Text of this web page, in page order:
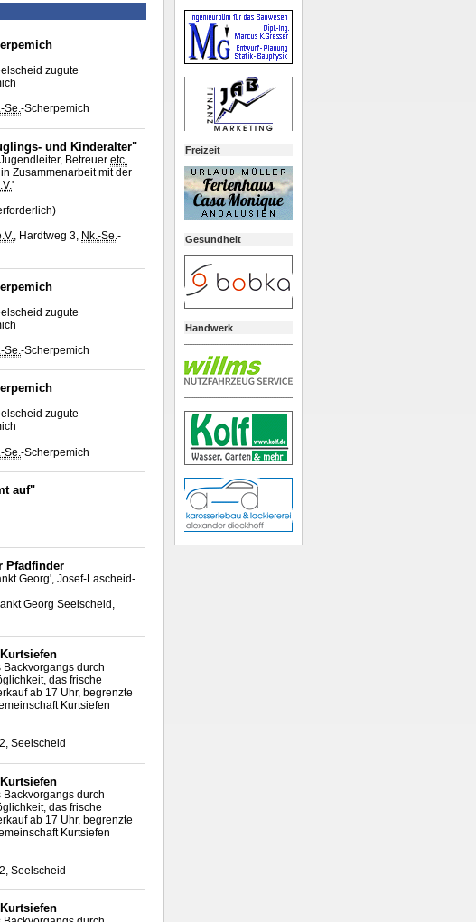
zugute
Se.-Scherpemich
und Kinderalter"
Betreuer etc.
Zusammenarbeit mit der
'
, Hardtweg 3, Nk.-Se.-
zugute
Se.-Scherpemich
zugute
Se. -Scherpemich
auf"
Pfadfinder
Georg', Josef-Lascheid-
Georg Seelscheid,
durch
das frische
ab 17 Uhr, begrenzte
Kurtsiefen
Seelscheid
durch
das frische
ab 17 Uhr, begrenzte
Kurtsiefen
Seelscheid
Freizeit
Gesundheit
Handwerk